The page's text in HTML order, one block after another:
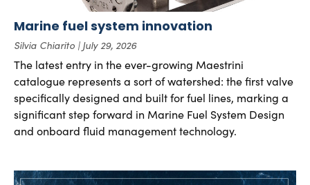
Marine fuel system innovation
Silvia Chiarito July 29, 2026
The latest entry in the ever-growing Maestrini
catalogue represents a sort of watershed: the first valve
specifically designed and built for fuel lines, marking a
significant step forward in Marine Fuel System Design
and onboard fluid management technology.